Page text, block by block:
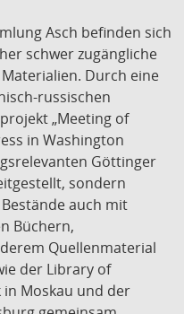
Asch befinden sich
schwer zugängliche
Durch eine
russischen
„Meeting of
in Washington
Göttinger
sondern
auch mit
Büchern,
Quellenmaterial
der Library of
Moskau und der